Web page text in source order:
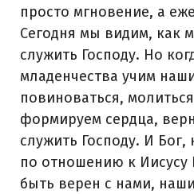
просто мгновение, а
Сегодня мы видим, как
служить Господу. Но
младенчества учим
повиноваться,
формируем сердца,
служить Господу. И
по отношению к
быть верен с нами,